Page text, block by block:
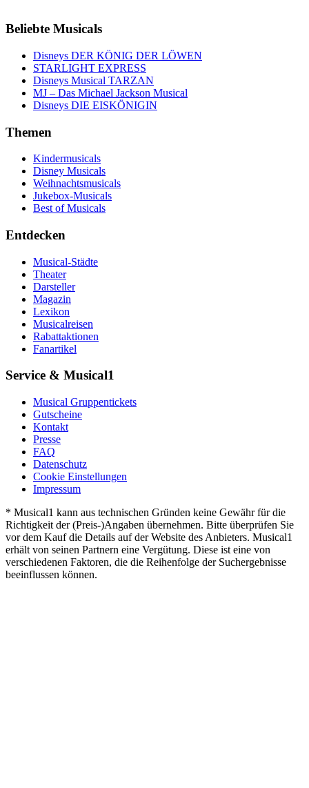
Beliebte Musicals
Disneys DER KÖNIG DER LÖWEN
STARLIGHT EXPRESS
Disneys Musical TARZAN
MJ – Das Michael Jackson Musical
Disneys DIE EISKÖNIGIN
Themen
Kindermusicals
Disney Musicals
Weihnachtsmusicals
Jukebox-Musicals
Best of Musicals
Entdecken
Musical-Städte
Theater
Darsteller
Magazin
Lexikon
Musicalreisen
Rabattaktionen
Fanartikel
Service & Musical1
Musical Gruppentickets
Gutscheine
Kontakt
Presse
FAQ
Datenschutz
Cookie Einstellungen
Impressum
* Musical1 kann aus technischen Gründen keine Gewähr für die
Richtigkeit der (Preis-)Angaben übernehmen. Bitte überprüfen Sie
vor dem Kauf die Details auf der Website des Anbieters. Musical1
erhält von seinen Partnern eine Vergütung. Diese ist eine von
verschiedenen Faktoren, die die Reihenfolge der Suchergebnisse
beeinflussen können.